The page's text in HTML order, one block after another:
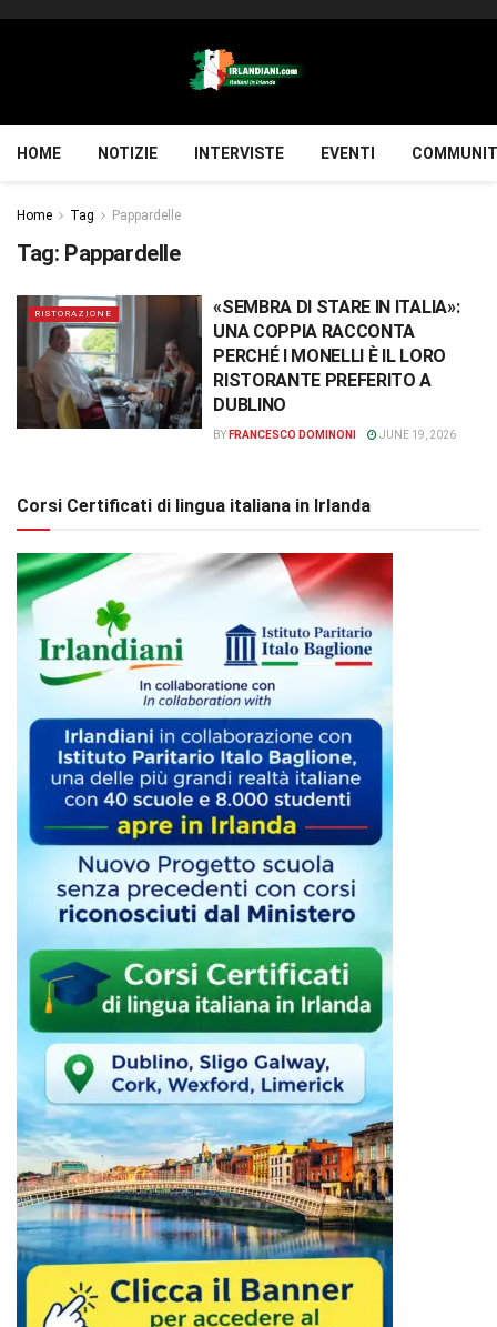
HOME NOTIZIE INTERVISTE EVENTI
Home Tag Pappardelle
Tag: Pappardelle
RISTORAZIONE
«SEMBRA DI STARE IN ITALIA»:
UNA COPPIA RACCONTA
PERCHÉ I MONELLI È IL LORO
RISTORANTE PREFERITO A
DUBLINO
BY FRANCESCO DOMINONI JUNE 19, 2026
Corsi Certificati di lingua italiana in Irlanda